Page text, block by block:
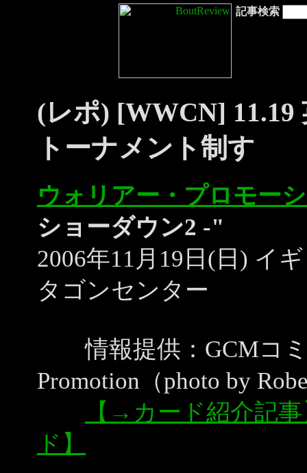
記事検索
(レポ) [WWCN] 11.19
トーナメント制す
ウォリアー・プロモー
ショーダウン2 -"
2006年11月19日(日) イ
タゴンセンター
情報提供：GCMコミ
Promotion（photo by
【→カード紹介記
ド】